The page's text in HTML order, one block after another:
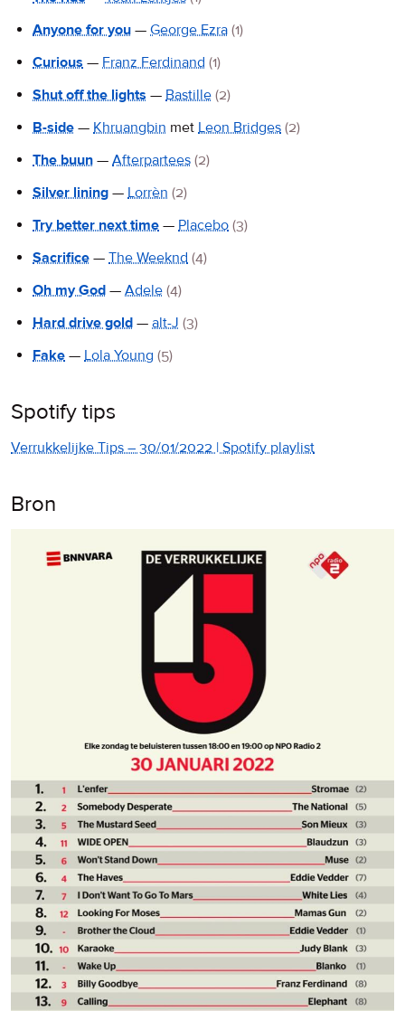
Anyone for you — George Ezra (1)
Curious — Franz Ferdinand (1)
Shut off the lights — Bastille (2)
B-side — Khruangbin met Leon Bridges (2)
The buun — Afterpartees (2)
Silver lining — Lorrèn (2)
Try better next time — Placebo (3)
Sacrifice — The Weeknd (4)
Oh my God — Adele (4)
Hard drive gold — alt-J (3)
Fake — Lola Young (5)
Spotify tips
Verrukkelijke Tips – 30/01/2022 | Spotify playlist
Bron